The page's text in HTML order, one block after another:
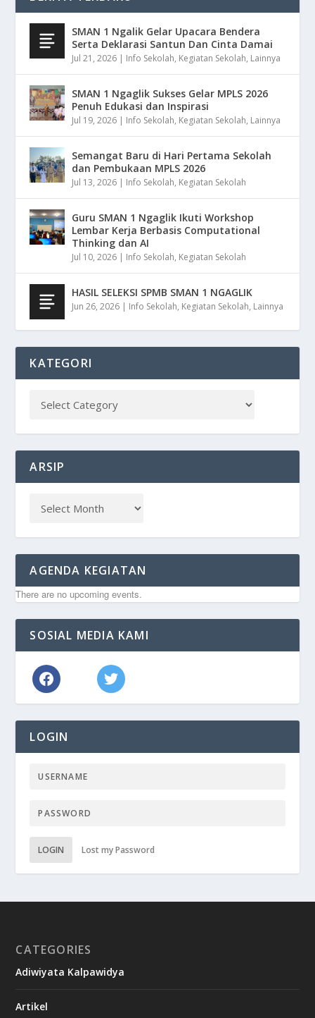
SMAN 1 Ngalik Gelar Upacara Bendera
Serta Deklarasi Santun Dan Cinta Damai
Jul 21, 2026 | Info Sekolah, Kegiatan Sekolah, Lainnya
SMAN 1 Ngaglik Sukses Gelar MPLS 2026
Penuh Edukasi dan Inspirasi
Jul 19, 2026 | Info Sekolah, Kegiatan Sekolah, Lainnya
Semangat Baru di Hari Pertama Sekolah
dan Pembukaan MPLS 2026
Jul 13, 2026 | Info Sekolah, Kegiatan Sekolah
Guru SMAN 1 Ngaglik Ikuti Workshop
Lembar Kerja Berbasis Computational
Thinking dan AI
Jul 10, 2026 | Info Sekolah, Kegiatan Sekolah
HASIL SELEKSI SPMB SMAN 1 NGAGLIK
Jun 26, 2026 | Info Sekolah, Kegiatan Sekolah, Lainnya
KATEGORI
ARSIP
AGENDA KEGIATAN
There are no upcoming events.
SOSIAL MEDIA KAMI
LOGIN
LOGIN Lost my Password
CATEGORIES
Adiwiyata Kalpawidya
Artikel